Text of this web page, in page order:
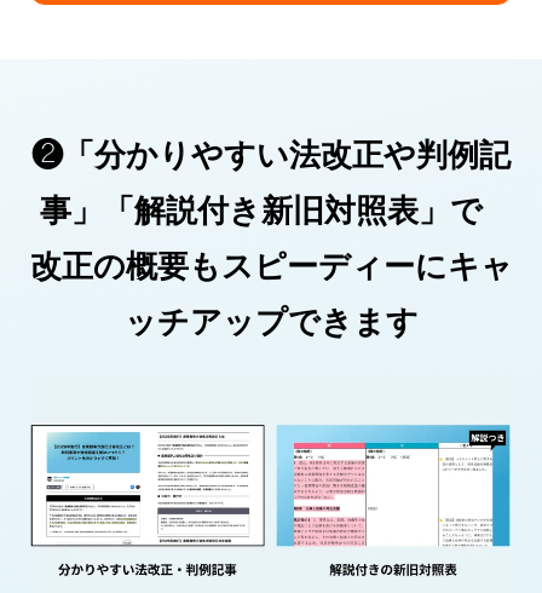
❷「分かりやすい法改正や判例記
事」「解説付き新旧対照表」で
改正の概要もスピーディーにキャ
ッチアップできます